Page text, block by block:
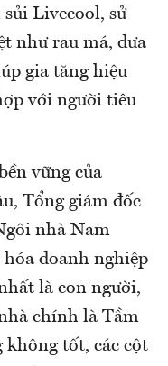
sủi Livecool, sử
như rau má, dưa
gia tăng hiệu
với người tiêu
vững của
Tổng giám đốc
nhà Nam
doanh nghiệp
là con người,
chính là Tầm
không tốt, các cột